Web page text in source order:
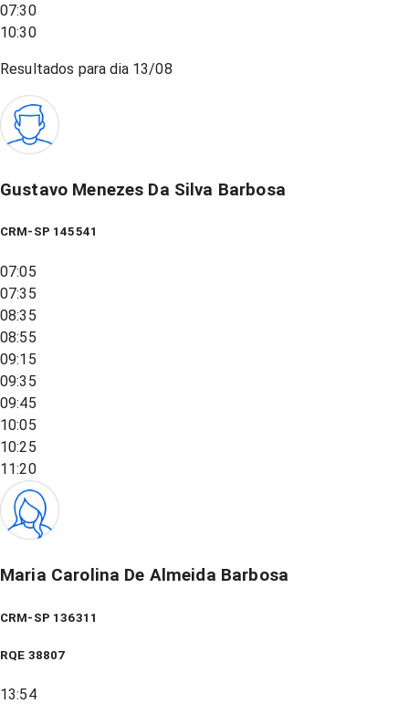
07:30
10:30
Resultados para dia 13/08
Gustavo Menezes Da Silva Barbosa
CRM-SP 145541
07:05
07:35
08:35
08:55
09:15
09:35
09:45
10:05
10:25
11:20
Maria Carolina De Almeida Barbosa
CRM-SP 136311
RQE 38807
13:54